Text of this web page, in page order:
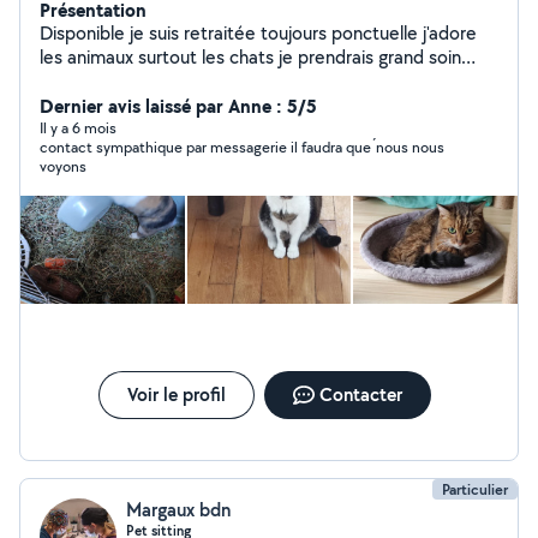
Présentation
Disponible je suis retraitée toujours ponctuelle j'adore
les animaux surtout les chats je prendrais grand soin
Dernier avis laissé par Anne : 5/5
Il y a 6 mois
contact sympathique par messagerie il faudra que ́nous nous
voyons
Voir le profil Contacter
Particulier
Margaux bdn
Pet sitting